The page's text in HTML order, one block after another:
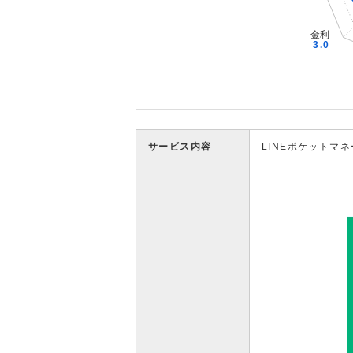
サービス内容 LINEポケットマネ